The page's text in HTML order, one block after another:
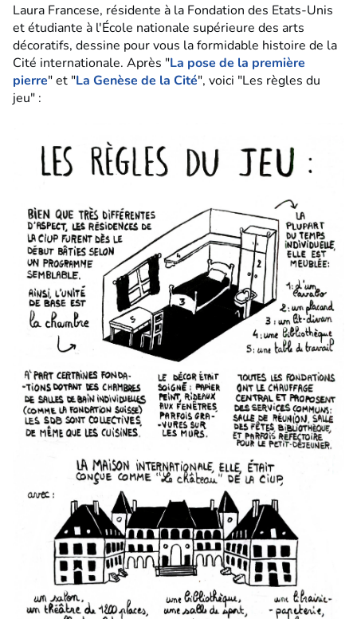
Laura Francese, résidente à la Fondation des Etats-Unis
et étudiante à l'École nationale supérieure des arts
décoratifs, dessine pour vous la formidable histoire de la
Cité internationale. Après "La pose de la première
pierre" et "La Genèse de la Cité", voici "Les règles du
jeu" :